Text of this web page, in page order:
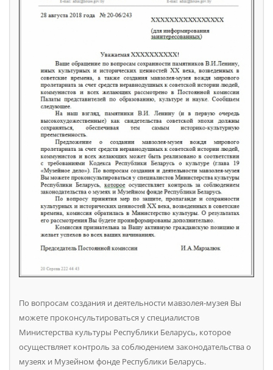
По вопросам создания и деятельности мавзолея-музея Вы
можете проконсультироваться у специалистов
Министерства культуры Республики Беларусь, которое
осуществляет контроль за соблюдением законодательства о
музеях и Музейном фонде Республики Беларусь.